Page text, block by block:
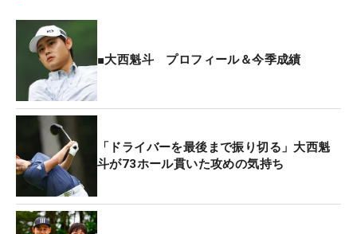
■大西魁斗 プロフィール＆今季成績
「ドライバーを最後まで振り切る」大西魁
斗が73ホール貫いた攻めの気持ち